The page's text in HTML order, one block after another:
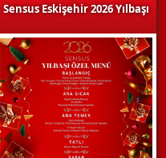
Sensus Eskişehir 2026 Yılbaşı